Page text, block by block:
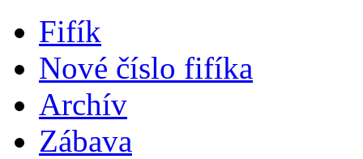
Fifík
Nové číslo fifíka
Archív
Zábava